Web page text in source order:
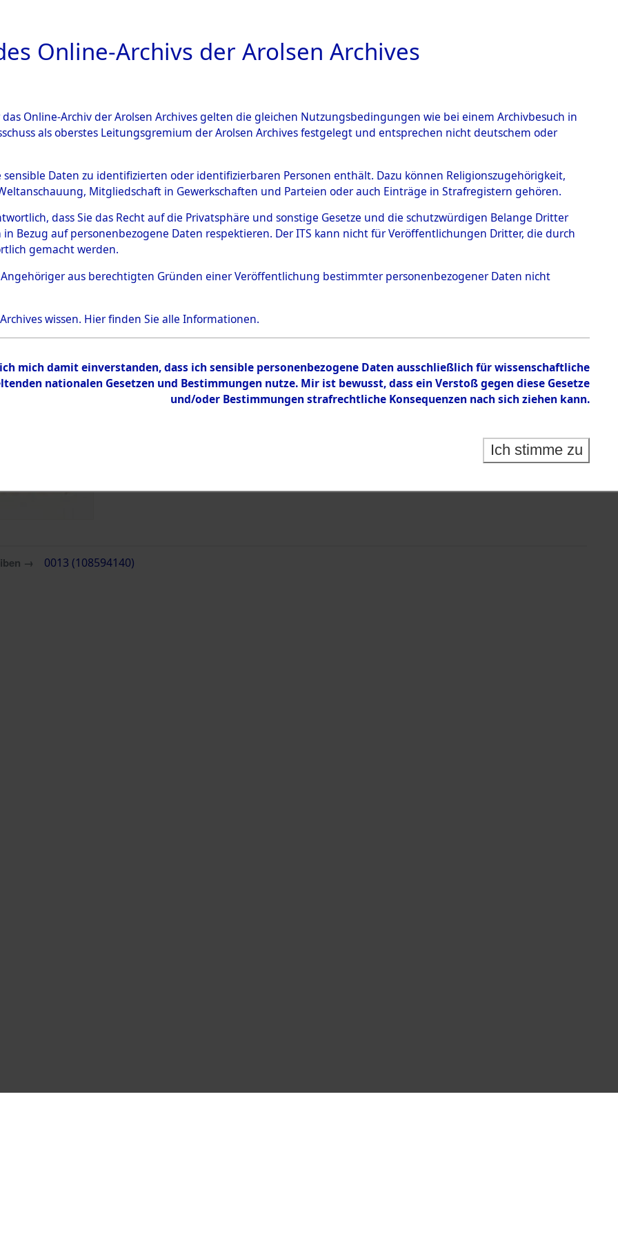
ARCHIVALE ÜBERSICHT BILD
0013 (108594140)
Person UNBEKANNT
→ 0013 (108594140)
Online-Archivs der Arolsen Archives
Online-Archiv der Arolsen Archives gelten die gleichen Nutzungsbedingungen wie bei einem Archivbesuch in
als oberstes Leitungsgremium der Arolsen Archives festgelegt und entsprechen nicht deutschem oder
sensible Daten zu identifizierten oder identifizierbaren Personen enthält. Dazu können Religionszugehörigkeit,
Mitgliedschaft in Gewerkschaften und Parteien oder auch Einträge in Strafregistern gehören.
dass Sie das Recht auf die Privatsphäre und sonstige Gesetze und die schutzwürdigen Belange Dritter
Bezug auf personenbezogene Daten respektieren. Der ITS kann nicht für Veröffentlichungen Dritter, die durch
gemacht werden.
Angehöriger aus berechtigten Gründen einer Veröffentlichung bestimmter personenbezogener Daten nicht
wissen. Hierfinden Sie alle Informationen.
mich damit einverstanden, dass ich sensible personenbezogene Daten ausschließlich für wissenschaftliche
nationalen Gesetzen und Bestimmungen nutze. Mir ist bewusst, dass ein Verstoß gegen diese Gesetze
und/oder Bestimmungen strafrechtliche Konsequenzen nach sich ziehen kann.
Ich stimme zu